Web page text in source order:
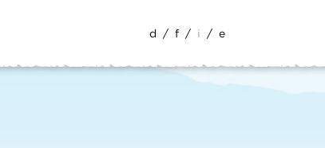
d / f / i / e